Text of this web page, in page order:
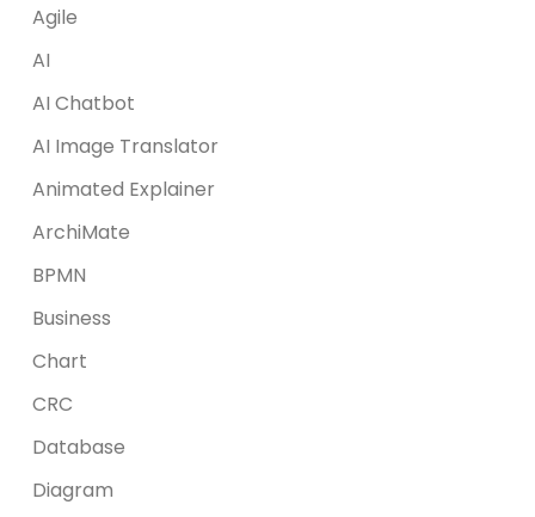
Agile
AI
AI Chatbot
AI Image Translator
Animated Explainer
ArchiMate
BPMN
Business
Chart
CRC
Database
Diagram